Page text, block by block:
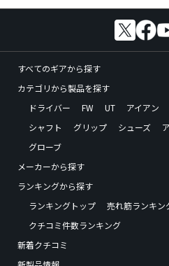
すべてのギアから探す
カテゴリから製品を探す
ドライバー
FW UT アイアン
シャフト
グリップ シューズ
グローブ
メーカーから探す
ランキングから探す
ランキングトップ
売れ筋ランキン
クチコミ件数ランキング
新着クチコミ